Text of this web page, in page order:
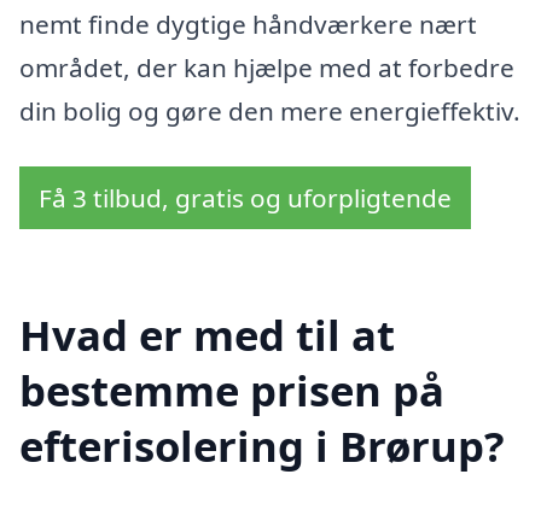
nemt finde dygtige håndværkere nært
området, der kan hjælpe med at forbedre
din bolig og gøre den mere energieffektiv.
Få 3 tilbud, gratis og uforpligtende
Hvad er med til at
bestemme prisen på
efterisolering i Brørup?